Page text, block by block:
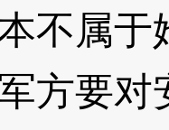
属于
方要